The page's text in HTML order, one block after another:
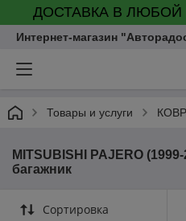
ДОСТАВКА В
Интернет-магазин
Товары и услуги
MITSUBISHI PAJERO
багажник
Сортировка